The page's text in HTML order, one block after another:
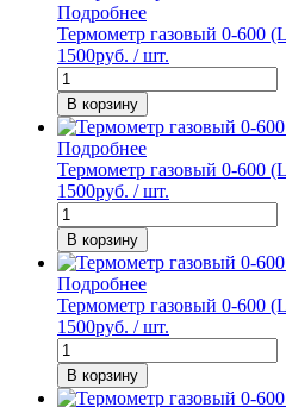
Подробнее
Термометр газовый 0-600
1500руб. / шт.
В корзину
Подробнее
Термометр газовый 0-600
1500руб. / шт.
В корзину
Подробнее
Термометр газовый 0-600
1500руб. / шт.
В корзину